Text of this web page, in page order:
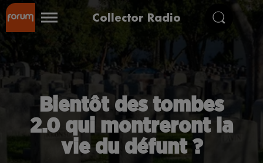
Collector Radio
Bientôt des tombes
2.0 qui montreront la
vie du défunt ?